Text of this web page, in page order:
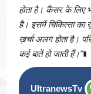
होता है। कैंसर के लिए
है। इसमें चिकित्सा का
ख़र्चा अलग होता है।
कई बातें हो जाती हैं।"∎
UltranewsTv